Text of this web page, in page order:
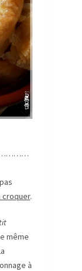
croquer.
même
à